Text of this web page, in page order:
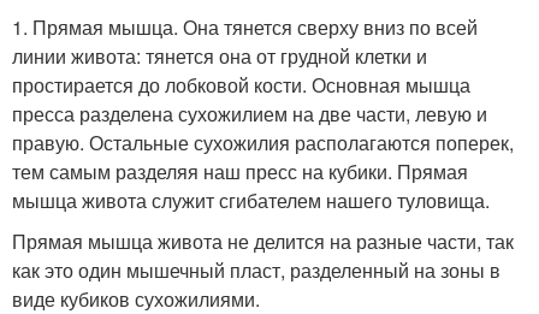
1. Прямая мышца. Она тянется сверху вниз по всей
линии живота: тянется она от грудной клетки и
простирается до лобковой кости. Основная мышца
пресса разделена сухожилием на две части, левую и
правую. Остальные сухожилия располагаются поперек,
тем самым разделяя наш пресс на кубики. Прямая
мышца живота служит сгибателем нашего туловища.
Прямая мышца живота не делится на разные части, так
как это один мышечный пласт, разделенный на зоны в
виде кубиков сухожилиями.